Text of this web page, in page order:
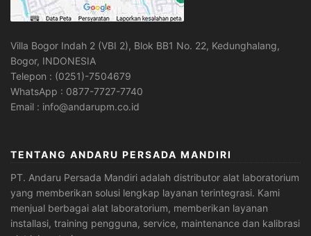
Villa Bogor Indah 2 (VBI 2), Blok BB1 No. 22, Kedunghalang,
Bogor, INDONESIA
Telepon : (0251)-7504679
WhatsApp : 0877-7727-7740
Email : info@andarupm.co.id
TENTANG ANDARU PERSADA MANDIRI
PT. Andaru Persada Mandiri adalah distributor alat laboratorium
yang memberikan solusi lengkap layanan terintegrasi. Kami
menjual berbagai alat laboratorium, memberikan layanan
installasi, training pengguna, service, maintenance dan kalibrasi